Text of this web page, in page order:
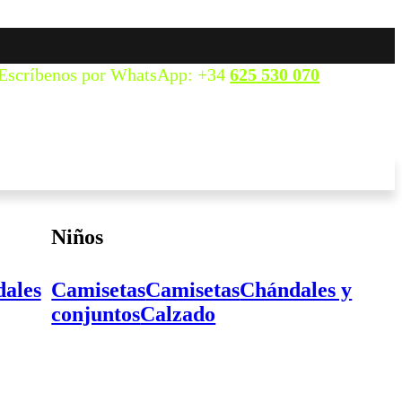
por WhatsApp: +34 625 530 070
Niños
CamisetasCamisetasChándales y
conjuntosCalzado